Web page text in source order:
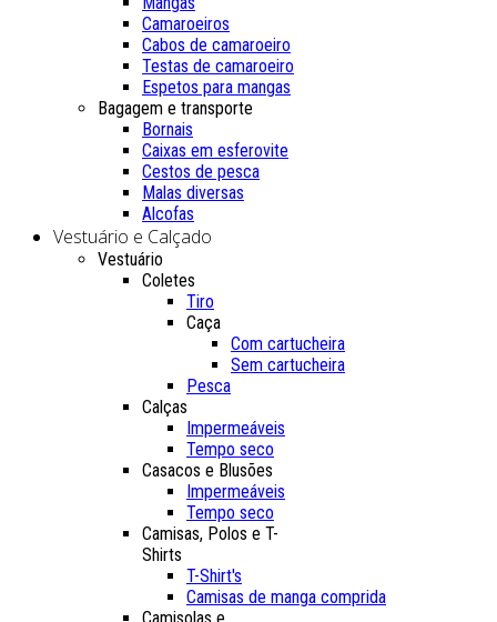
Camaroeiros
Cabos de camaroeiro
Testas de camaroeiro
Espetos para mangas
Bagagem e transporte
Bornais
Caixas em esferovite
Cestos de pesca
Malas diversas
Alcofas
Vestuário e Calçado
Vestuário
Coletes
Tiro
Caça
Com cartucheira
Sem cartucheira
Pesca
Calças
Impermeáveis
Tempo seco
Casacos e Blusões
Impermeáveis
Tempo seco
Camisas, Polos e T-
Shirts
T-Shirt's
Camisas de manga comprida